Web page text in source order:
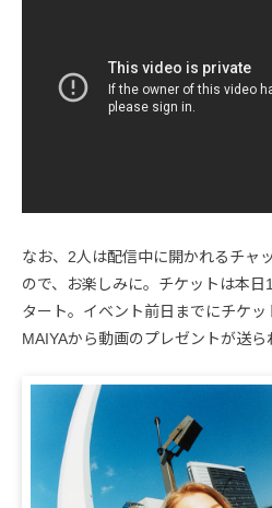
なお、2人は配信中に開かれるチャ
ので、お楽しみに。チケットは本
タート。イベント前日までにチケ
MAIYAから動画のプレゼントが送ら